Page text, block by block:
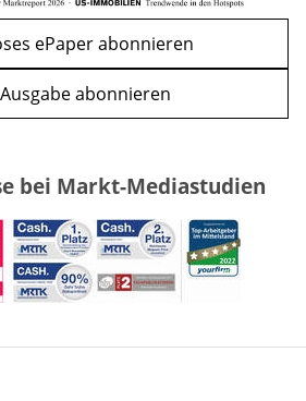
ePaper abonnieren
abonnieren
bei Markt-Mediastudien